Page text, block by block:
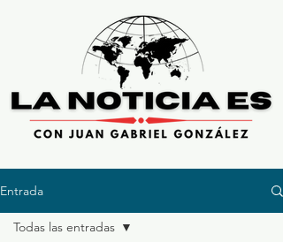
Entrada
Todas las entradas